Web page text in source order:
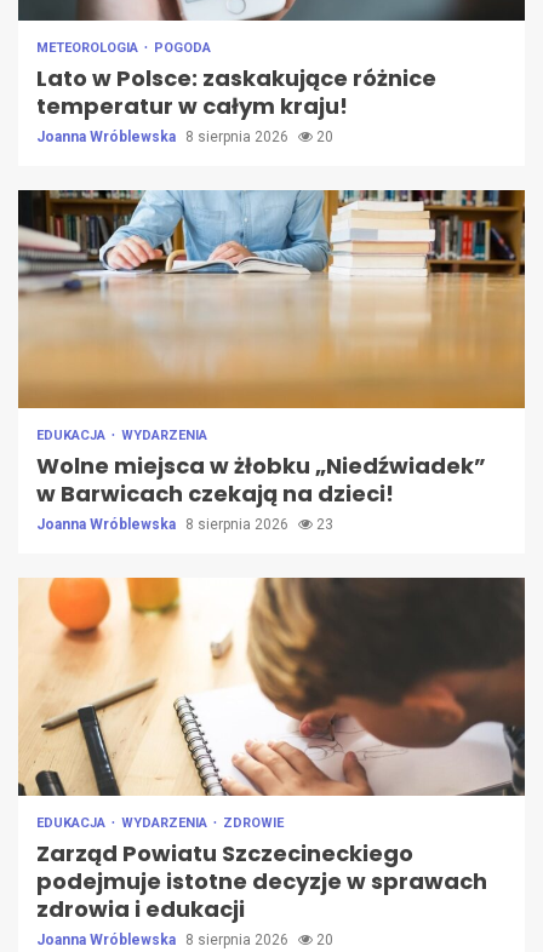
METEOROLOGIA POGODA
Lato w Polsce: zaskakujące różnice
temperatur w całym kraju!
Joanna Wróblewska 8 sierpnia 2026 20
EDUKACJA WYDARZENIA
Wolne miejsca w żłobku „Niedźwiadek”
w Barwicach czekają na dzieci!
Joanna Wróblewska 8 sierpnia 2026 23
EDUKACJA WYDARZENIA ZDROWIE
Zarząd Powiatu Szczecineckiego
podejmuje istotne decyzje w sprawach
zdrowia i edukacji
Joanna Wróblewska 8 sierpnia 2026 20